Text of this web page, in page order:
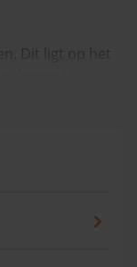
Dit ligt op het
€448.404
met 8,6%